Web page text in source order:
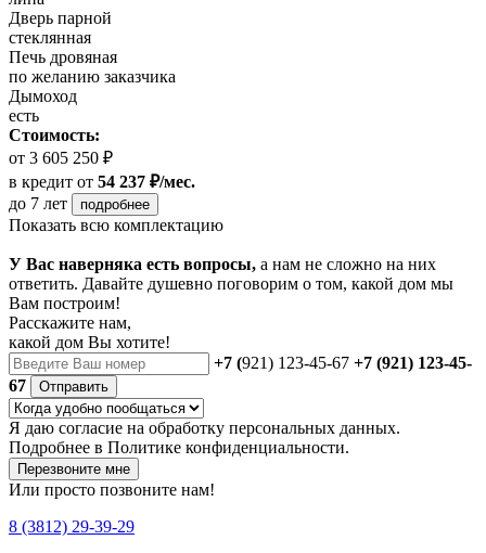
Дверь парной
стеклянная
Печь дровяная
по желанию заказчика
Дымоход
есть
Стоимость:
от 3 605 250 ₽
в кредит от 54 237 ₽/мес.
до 7 лет
подробнее
Показать всю комплектацию
У Вас наверняка есть вопросы, а нам не сложно на них
ответить. Давайте душевно поговорим о том, какой дом мы
Вам построим!
Расскажите нам,
какой дом Вы хотите!
+7 (921) 123-45-67 +7 (921) 123-45-
67
Отправить
Я даю согласие на обработку персональных данных.
Подробнее в Политике конфиденциальности.
Перезвоните мне
Или просто позвоните нам!
8 (3812) 29-39-29